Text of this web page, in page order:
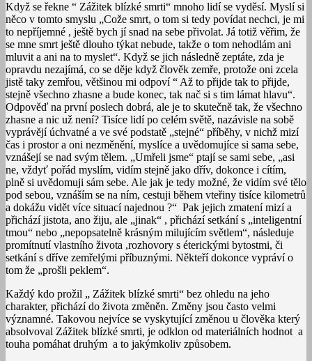
Když se řekne “ Zážitek blízké smrti“ mnoho lidí se vyděsí. Myslí si
něco v tomto smyslu „Cože smrt, o tom si tedy povídat nechci, je mi
to nepříjemné , ještě bych jí snad na sebe přivolat. Já totiž věřim, že
se mne smrt ještě dlouho týkat nebude, takže o tom nehodlám ani
mluvit a ani na to myslet“. Když se jich následně zeptáte, zda je
opravdu nezajímá, co se děje když člověk zemře, protože oni zcela
jistě taky zemřou, většinou mi odpoví “ Až to přijde tak to přijde,
stejně všechno zhasne a bude konec, tak nač si s tim lámat hlavu“.
Odpověď na první poslech dobrá, ale je to skutečně tak, že všechno
zhasne a nic už není? Tisíce lidí po celém světě, nazávisle na sobě
vyprávějí úchvatné a ve své podstatě „stejné“ příběhy, v nichž mizí
čas i prostor a oni nezměnění, myslíce a uvědomujíce si sama sebe,
vznášejí se nad svým tělem. „Umřeli jsme“ ptají se sami sebe, „asi
ne, vždyť pořád myslím, vidím stejně jako dřív, dokonce i cítím,
plně si uvědomuji sám sebe. Ale jak je tedy možné, že vidím své tělo
pod sebou, vznáším se na ním, cestuji během vteřiny tisíce kilometrů
a dokážu vidět více situací najednou ?“ Pak jejich zmatení mizí a
přichází jistota, ano žiju, ale „jinak“ , přichází setkání s „inteligentní
tmou“ nebo „nepopsatelně krásným milujícím světlem“, následuje
promítnutí vlastního života ,rozhovory s éterickými bytostmi, či
setkání s dříve zemřelými příbuznými. Někteří dokonce vypráví o
tom že „prošli peklem“.
Každý kdo prožil „ Zážitek blízké smrti“ bez ohledu na jeho
charakter, přichází do života změněn. Změny jsou často velmi
významné. Takovou nejvíce se vyskytující změnou u člověka který
absolvoval Zážitek blízké smrti, je odklon od materiálních hodnot a
touha pomáhat druhým a to jakýmkoliv způsobem.